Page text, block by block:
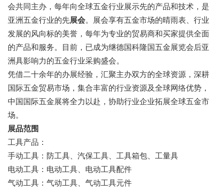
会共同主办，每年向全球五金行业展示先的产品和技术，是
亚洲五金行业的先展会。展会享有五金市场的晴雨表、行业
发展的风向标的美誉，每年为专业的贸易商和买家提供全面
的产品和服务。目前，已成为继德国科隆国五金展览会后亚
洲具影响力的五金行业采购盛会。
凭借二十余年的办展经验，汇聚主办双方的全球资源，深耕
国际五金贸易市场，集合丰富的行业资源及全球网络优势，
中国国际五金展将全力以赴，协助行业企业拓展全球五金市
场。
展品范围
工具产品：
手动工具：防工具、汽保工具、工具箱包、工量具
电动工具：电动工具、电动工具配件
气动工具：气动工具、气动工具元件